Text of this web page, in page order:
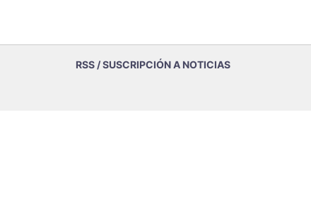
RSS / SUSCRIPCIÓN A NOTICIAS